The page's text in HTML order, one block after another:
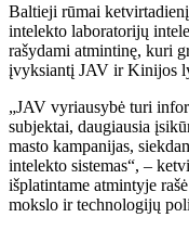
Baltieji rūmai
intelekto laboratorijų
rašydami atmintinę, kuri
įvyksiantį JAV ir Kinijos
„JAV vyriausybė turi
subjektai, daugiausia
masto kampanijas,
intelekto sistemas“, –
išplatintame atmintyje
mokslo ir technologijų